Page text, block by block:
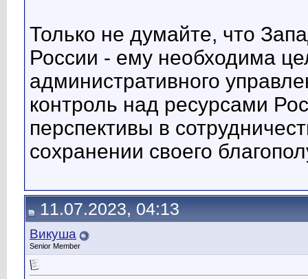
Только не думайте, что
России - ему необходима
административного
контроль над ресурсами
перспективы в
сохранении своего
11.07.2023, 04:13
Викуша
Senior Member